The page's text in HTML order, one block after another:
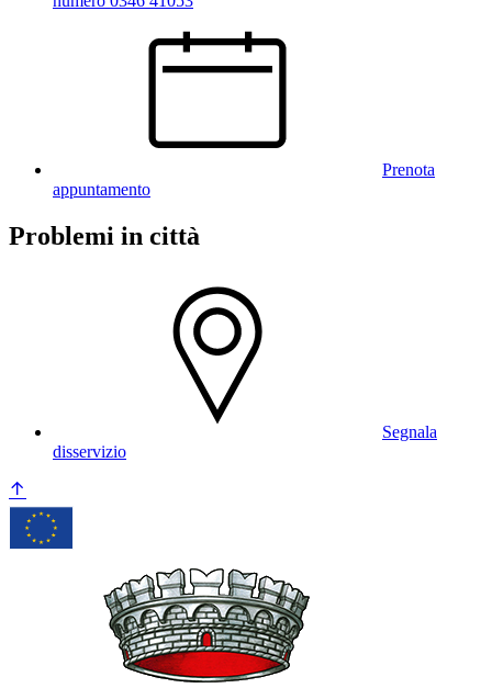
Prenota
appuntamento
Problemi in città
Segnala
disservizio